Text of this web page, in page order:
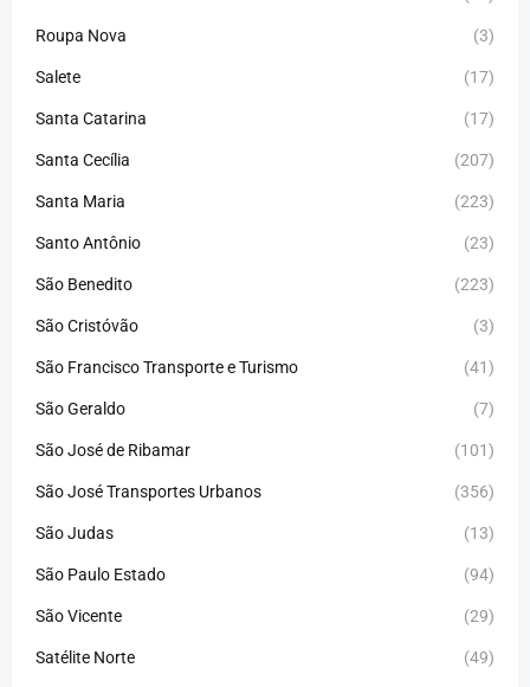
Roupa Nova (3)
Salete (17)
Santa Catarina (17)
Santa Cecília (207)
Santa Maria (223)
Santo Antônio (23)
São Benedito (223)
São Cristóvão (3)
São Francisco Transporte e Turismo (41)
São Geraldo (7)
São José de Ribamar (101)
São José Transportes Urbanos (356)
São Judas (13)
São Paulo Estado (94)
São Vicente (29)
Satélite Norte (49)